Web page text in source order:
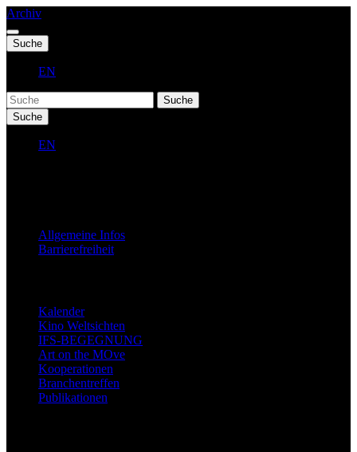
Archiv
Suche
EN
Suche
Suche
EN
Allgemeine Infos
Barrierefreiheit
Kalender
Kino Weltsichten
IFS-BEGEGNUNG
Art on the MOve
Kooperationen
Branchentreffen
Publikationen